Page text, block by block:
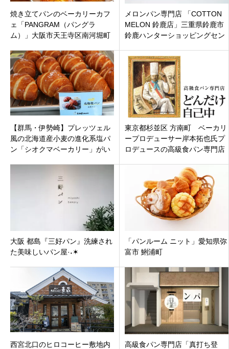
焼き立てパンのベーカリーカフ
ェ「PANGRAM（パングラ
ム）」大阪市天王寺区南河堀町
メロンパン専門店 「COTTON
MELON 鈴鹿店」三重県鈴鹿市
鈴鹿ハンターショッピングセン
【群馬・伊勢崎】プレッツェル
風の北海道産小麦の進化系塩パ
ン「シオクマベーカリー」がい
東京都杉並区 方南町 ベーカリ
ープロデューサー岸本拓也氏プ
ロデュースの高級食パン専門店
大阪 都島『三好パン』洗練され
た美味しいパン屋·˖✶
「パンルーム ニット」愛知県弥
富市 鯏浦町
西宮北口のヒロコーヒー敷地内 高級食パン専門店「真打ち登